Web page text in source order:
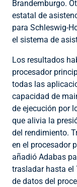
Brandemburgo.
estatal de
para Schleswig-
el sistema de
Los resultados
procesador
todas las
capacidad de
de ejecución por
que alivia la
del rendimiento.
en el procesador
añadió Adabas
trasladar hasta el
de datos del